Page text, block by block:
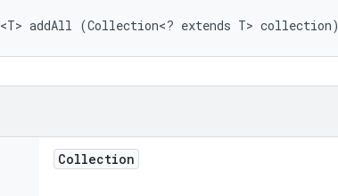
<T> addAll (Collection<? extends T> collection)
Collection